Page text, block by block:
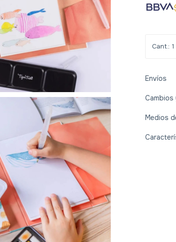
1
Envíos
Cambios
Medios